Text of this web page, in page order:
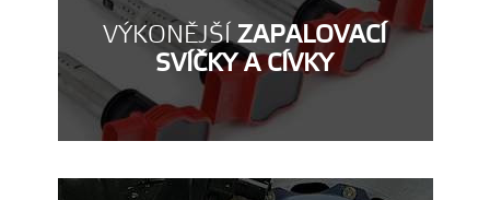
VÝKONĚJŠÍZAPALOVACÍ
SVÍČKY A CÍVKY